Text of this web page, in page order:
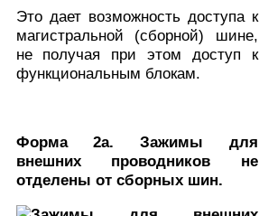
Это дает возможность доступа к
магистральной (сборной) шине,
не получая при этом доступ к
функциональным блокам.
Форма 2a. Зажимы для
внешних проводников не
отделены от сборных шин.